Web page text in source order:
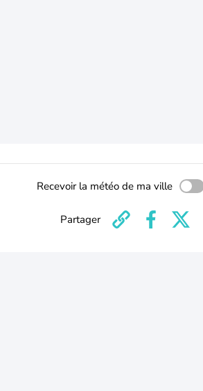
Recevoir la météo de ma ville
Partager